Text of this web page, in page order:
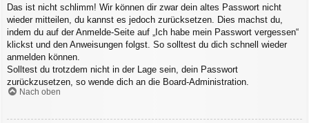
Das ist nicht schlimm! Wir können dir zwar dein altes Passwort nicht
wieder mitteilen, du kannst es jedoch zurücksetzen. Dies machst du,
indem du auf der Anmelde-Seite auf „Ich habe mein Passwort vergessen“
klickst und den Anweisungen folgst. So solltest du dich schnell wieder
anmelden können.
Solltest du trotzdem nicht in der Lage sein, dein Passwort
zurückzusetzen, so wende dich an die Board-Administration.
Nach oben